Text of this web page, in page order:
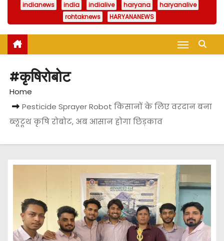
indianews india indialive haryana
haryanalive
rohtaknews
HARYANANEWS
#कृषिरोबोट
Home
Pesticide Sprayer Robot किसानों के लिए वरदान बना
ब्लूटूथ कृषि रोबोट, अब आसान होगा छिड़काव